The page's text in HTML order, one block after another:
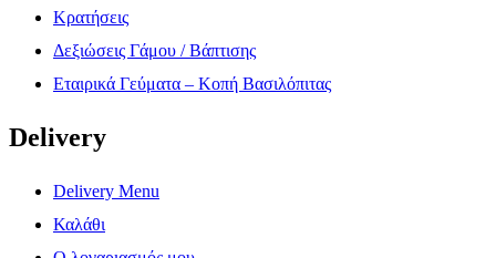
Κρατήσεις
Δεξιώσεις Γάμου / Βάπτισης
Εταιρικά Γεύματα – Κοπή Βασιλόπιτας
Delivery
Delivery Menu
Καλάθι